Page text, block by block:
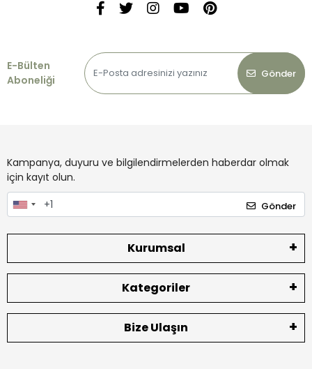
E-Bülten
Aboneliği
Gönder
Kampanya, duyuru ve bilgilendirmelerden haberdar olmak
için kayıt olun.
Gönder
Kurumsal
Kategoriler
Bize Ulaşın